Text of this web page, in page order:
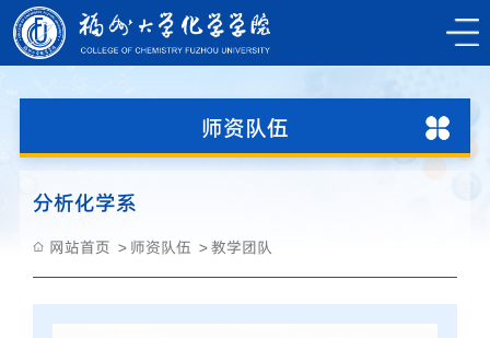
师资队伍
分析化学系
网站首页 师资队伍 教学团队